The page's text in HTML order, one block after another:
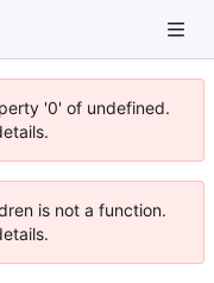
'0' of undefined.
is not a function.